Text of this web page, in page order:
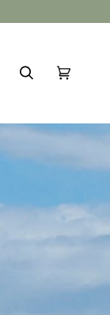
Search Cart